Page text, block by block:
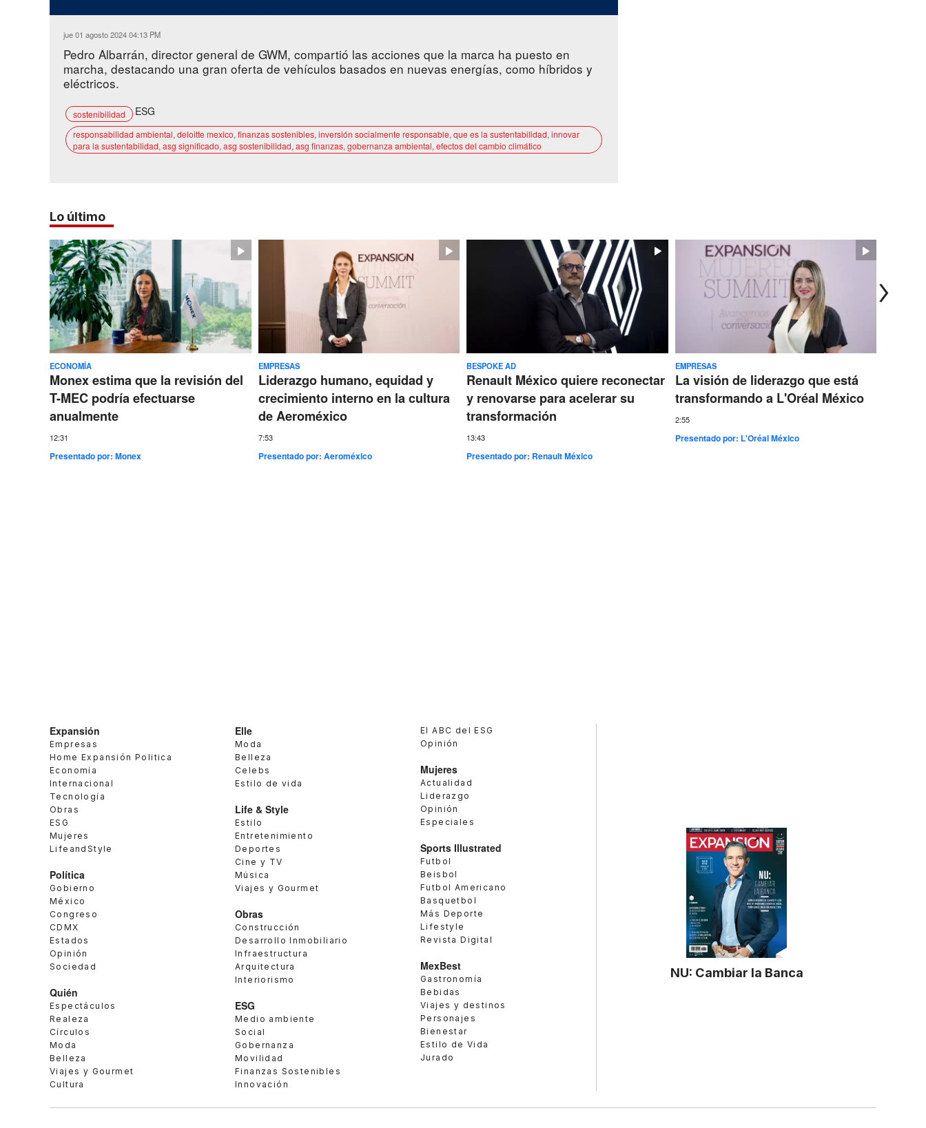
10.39%
jue 01 agosto 2024 04:13 PM
Pedro Albarrán, director general de GWM, compartió las acciones que la marca ha puesto en
marcha, destacando una gran oferta de vehículos basados en nuevas energías, como híbridos y
eléctricos.
sostenibilidad ESG
responsabilidad ambiental, deloitte mexico, finanzas sostenibles, inversión socialmente responsable, que es la sustentabilidad, innovar
para la sustentabilidad, asg significado, asg sostenibilidad, asg finanzas, gobernanza ambiental, efectos del cambio climático
Lo último
ECONOMÍA
Monex estima que la revisión del
T-MEC podría efectuarse
anualmente
12:31
Presentado por:Monex
EMPRESAS
Liderazgo humano, equidad y
crecimiento interno en la cultura
de Aeroméxico
7:53
Presentado por: Aeroméxico
BESPOKE AD
Renault México quiere reconectar
y renovarse para acelerar su
transformación
13:43
Presentado por: Renault México
EMPRESAS
La visión de liderazgo que está
transformando a L'Oréal México
2:55
Presentado por: L'Oréal México
Expansión
Empresas
Home Expansión Politica
Economía
Internacional
Tecnología
Obras
ESG
Mujeres
LifeandStyle
Política
Gobierno
México
Congreso
CDMX
Estados
Opinión
Sociedad
Quién
Espectáculos
Realeza
Círculos
Moda
Belleza
Viajes y Gourmet
Cultura
Elle
Moda
Belleza
Celebs
Estilo de vida
Life & Style
Estilo
Entretenimiento
Deportes
Cine y TV
Música
Viajes y Gourmet
Obras
Construcción
Desarrollo Inmobiliario
Infraestructura
Arquitectura
Interiorismo
ESG
Medio ambiente
Social
Gobernanza
Movilidad
Finanzas Sostenibles
Innovación
El ABC del ESG
Opinión
Mujeres
Actualidad
Liderazgo
Opinión
Especiales
Sports Illustrated
Futbol
Beisbol
Futbol Americano
Basquetbol
Más Deporte
Lifestyle
Revista Digital
MexBest
Gastronomía
Bebidas
Viajes y destinos
Personajes
Bienestar
Estilo de Vida
Jurado
NU: Cambiar la Banca